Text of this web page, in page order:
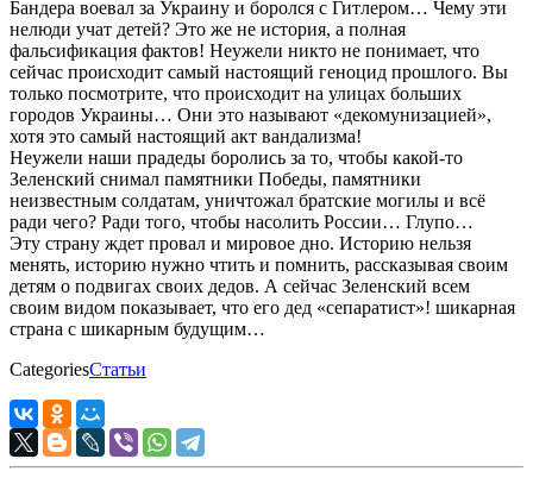
Бандера воевал за Украину и боролся с Гитлером… Чему эти
нелюди учат детей? Это же не история, а полная
фальсификация фактов! Неужели никто не понимает, что
сейчас происходит самый настоящий геноцид прошлого. Вы
только посмотрите, что происходит на улицах больших
городов Украины… Они это называют «декомунизацией»,
хотя это самый настоящий акт вандализма!
Неужели наши прадеды боролись за то, чтобы какой-то
Зеленский снимал памятники Победы, памятники
неизвестным солдатам, уничтожал братские могилы и всё
ради чего? Ради того, чтобы насолить России… Глупо…
Эту страну ждет провал и мировое дно. Историю нельзя
менять, историю нужно чтить и помнить, рассказывая своим
детям о подвигах своих дедов. А сейчас Зеленский всем
своим видом показывает, что его дед «сепаратист»! шикарная
страна с шикарным будущим…
CategoriesСтатьи